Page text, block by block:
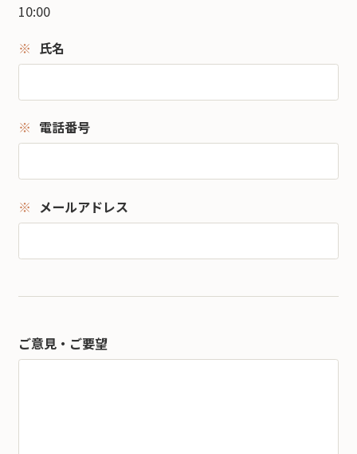
10:00
氏名
電話番号
メールアドレス
ご意見・ご要望